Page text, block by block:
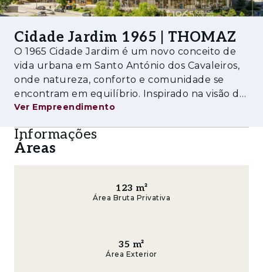
familiares amplos. Com um forte
eficientes e sustentáveis, refletidas na
certificação BREEAM, que avalia o
desempenho dos edifícios em áreas como
eficiência energética, uso de recursos e
impacto ambiental.
- Parque urbano e extensas zonas verdes
- Comércio, restauração e supermercado
- Parque infantil e zonas familiares
Cidade Jardim 1965 | THOMAZ
O 1965 Cidade Jardim é um novo conceito de
vida urbana em Santo António dos Cavaleiros,
onde natureza, conforto e comunidade se
encontram em equilíbrio. Inspirado na visão da
cidade-jardim dos anos 60, o projeto dá origem
viver com mais qualidade, tranqui
Ver Empreendimento
Informações
Áreas
123 m²
Área Bruta Privativa
35 m²
Área Exterior